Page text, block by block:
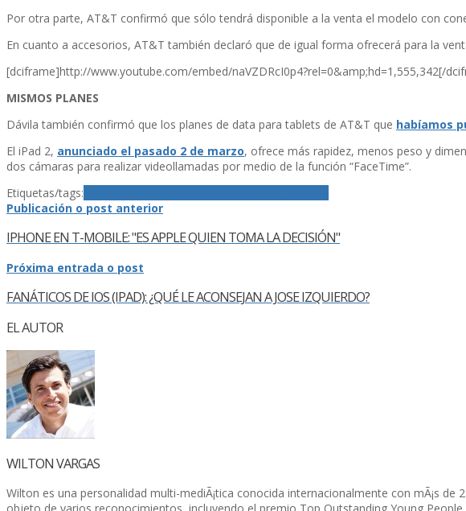
Por otra parte, AT&T confirmó que sólo tendrá disponible a la venta el modelo con
En cuanto a accesorios, AT&T también declaró que de igual forma ofrecerá para la
[dciframe]http://www.youtube.com/embed/naVZDRcI0p4?rel=0&amp;hd=1,555,342[/
MISMOS PLANES
Dávila también confirmó que los planes de data para tablets de AT&T que habí­amos
El iPad 2, anunciado el pasado 2 de marzo, ofrece más rapidez, menos peso y
dos cámaras para realizar videollamadas por medio de la función “FaceTime”.
Etiquetas/tags:
Publicación o post anterior
IPHONE EN T-MOBILE: "ES APPLE QUIEN TOMA LA DECISIÓN"
Próxima entrada o post
FANÁTICOS DE IOS (IPAD): ¿QUÉ LE ACONSEJAN A JOSE IZQUIERDO?
EL AUTOR
WILTON VARGAS
Wilton es una personalidad multi-mediÃ¡tica conocida internacionalmente con mÃ¡s